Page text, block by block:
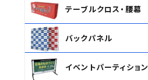
テーブルクロス・腰幕
バックパネル
イベントパーティション